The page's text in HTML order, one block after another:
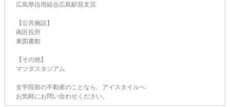
広島県信用組合広島駅前支店
【公共施設】
南区役所
東図書館
【その他】
マツダスタジアム
女学院前の不動産のことなら、アイスタイルへ
お気軽にお問い合わせください。